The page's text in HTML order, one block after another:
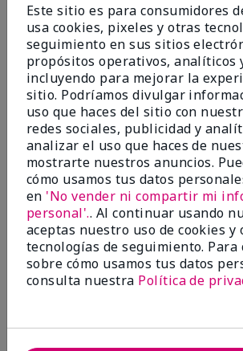
4 0
Marcar esta opinión
5
Silky
EnviadoHace 1 año
porPat
de Sugar Run
Comprador verificado
Evaluado en
marykay.com/en-us/
Comentarios sobre White Tea &
Este sitio es para consumidores
usa cookies, pixeles y otras
seguimiento en sus sitios
propósitos operativos, analíticos
incluyendo para mejorar la
sitio. Podríamos divulgar
uso que haces del sitio con
redes sociales, publicidad y
analizar el uso que haces de
mostrarte nuestros anuncios.
cómo usamos tus datos
en 'No vender ni compartir mi
personal'.. Al continuar usando
aceptas nuestro uso de cookies y
tecnologías de seguimiento. Para
sobre cómo usamos tus datos
consulta nuestra Política de